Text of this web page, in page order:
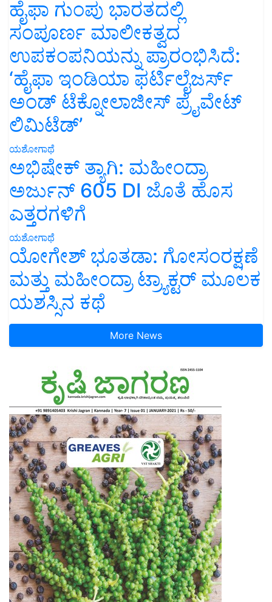
ಹೈಫಾ ಗುಂಪು ಭಾರತದಲ್ಲಿ
ಸಂಪೂರ್ಣ ಮಾಲೀಕತ್ವದ
ಉಪಕಂಪನಿಯನ್ನು ಪ್ರಾರಂಭಿಸಿದೆ:
‘ಹೈಫಾ ಇಂಡಿಯಾ ಫರ್ಟಿಲೈಜರ್ಸ್
ಅಂಡ್ ಟೆಕ್ನೋಲಾಜೀಸ್ ಪ್ರೈವೇಟ್
ಲಿಮಿಟೆಡ್’
ಯಶೋಗಾಥೆ
ಅಭಿಷೇಕ್ ತ್ಯಾಗಿ: ಮಹೀಂದ್ರಾ
ಅರ್ಜುನ್ 605 DI ಜೊತೆ ಹೊಸ
ಎತ್ತರಗಳಿಗೆ
ಯಶೋಗಾಥೆ
ಯೋಗೇಶ್ ಭೂತಡಾ: ಗೋಸಂರಕ್ಷಣೆ
ಮತ್ತು ಮಹೀಂದ್ರಾ ಟ್ರ್ಯಾಕ್ಟರ್ ಮೂಲಕ
ಯಶಸ್ಸಿನ ಕಥೆ
More News